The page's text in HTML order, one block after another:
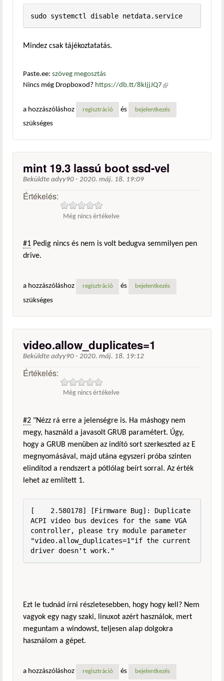
sudo systemctl disable netdata.service
Mindez csak tájékoztatatás.
Paste.ee: szöveg megosztás
Nincs még Dropboxod? https://db.tt/8kIjjJQ7 (külső
a hozzászóláshoz
regisztráció és bejelentkezés
szükséges
mint 19.3 lassú boot ssd-vel
Beküldte adyy90 - 2020. máj. 18. 19:09
Értékelés:
Még nincs értékelve
#1 Pedig nincs és nem is volt bedugva semmilyen pen
drive.
a hozzászóláshoz regisztráció és bejelentkezés
szükséges
video.allow_duplicates=1
Beküldte adyy90 - 2020. máj. 18. 19:12
Értékelés:
Még nincs értékelve
#2 "Nézz rá erre a jelenségre is. Ha máshogy nem
megy, használd a javasolt GRUB paramétert. Úgy,
hogy a GRUB menüben az indító sort szerkeszted az E
megnyomásával, majd utána egyszeri próba szinten
elindítod a rendszert a pótlólag beírt sorral. Az érték
lehet az említett 1.
[    2.580178] [Firmware Bug]: Duplicate
ACPI video bus devices for the same VGA
controller, please try module parameter
"video.allow_duplicates=1"if the current
driver doesn't work."
Ezt le tudnád írni részletesebben, hogy hogy kell? Nem
vagyok egy nagy szaki, linuxot azért használok, mert
meguntam a windowst, teljesen alap dolgokra
használom a gépet.
a hozzászóláshoz regisztráció és bejelentkezés